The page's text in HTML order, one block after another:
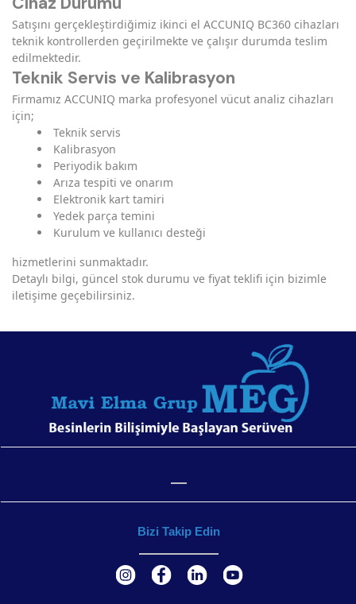
Satışını gerçekleştirdiğimiz ikinci el ACCUNIQ BC360 cihazları
teknik kontrollerden geçirilmekte ve çalışır durumda teslim
edilmektedir.
Teknik Servis ve Kalibrasyon
Firmamız ACCUNIQ marka profesyonel vücut analiz cihazları
için;
Teknik servis
Kalibrasyon
Periyodik bakım
Arıza tespiti ve onarım
Elektronik kart tamiri
Yedek parça temini
Kurulum ve kullanıcı desteği
hizmetlerini sunmaktadır.
Detaylı bilgi, güncel stok durumu ve fiyat teklifi için bizimle
iletişime geçebilirsiniz.
Bizi Takip Edin